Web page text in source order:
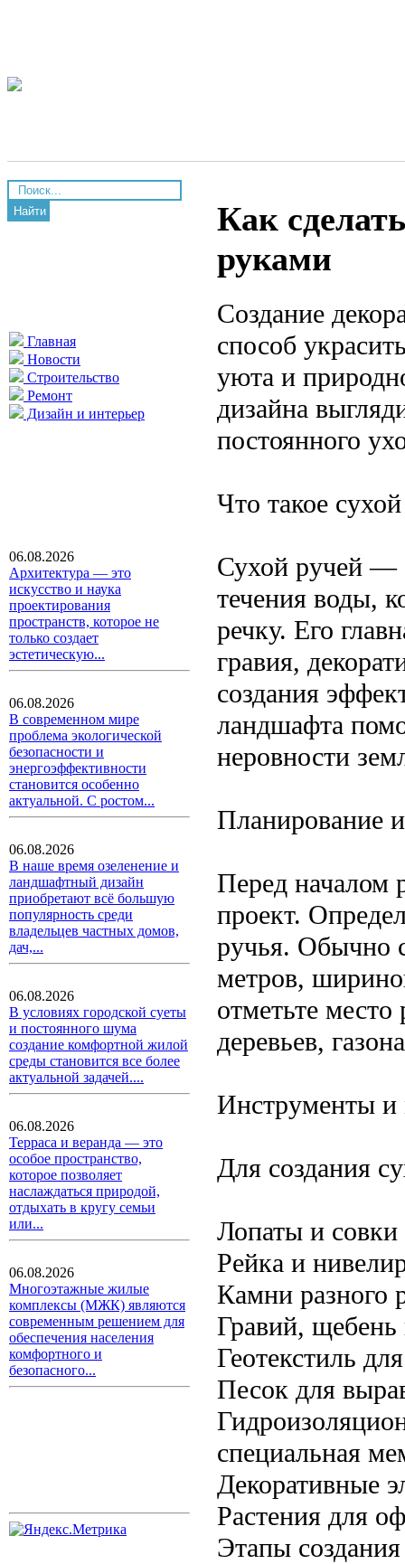
Найти
Главная
Новости
Строительство
Ремонт
Дизайн и интерьер
06.08.2026
Архитектура — это
искусство и наука
проектирования
пространств, которое не
только создает
эстетическую...
06.08.2026
В современном мире
проблема экологической
безопасности и
энергоэффективности
становится особенно
актуальной. С ростом...
06.08.2026
В наше время озеленение и
ландшафтный дизайн
приобретают всё большую
популярность среди
владельцев частных домов,
дач,...
06.08.2026
В условиях городской суеты
и постоянного шума
создание комфортной жилой
среды становится все более
актуальной задачей....
06.08.2026
Терраса и веранда — это
особое пространство,
которое позволяет
наслаждаться природой,
отдыхать в кругу семьи
или...
06.08.2026
Многоэтажные жилые
комплексы (МЖК) являются
современным решением для
обеспечения населения
комфортного и
безопасного...
Как
руками
Создание
способ
уюта и
дизайна
постоянного
Что такое
Сухой ручей —
течения воды,
речку. Его
гравия,
создания
ландшафта
неровности
Планирование
Перед началом
проект.
ручья. Обычно
метров,
отметьте
деревьев,
Инструменты и
Для создания
Лопаты и совки
Рейка и
Камни разного
Гравий,
Геотекстиль
Песок для
специальная
Декоративные
Растения для
Этапы